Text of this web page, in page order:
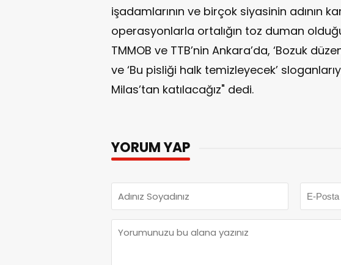
işadamlarının ve birçok siyasinin adının
operasyonlarla ortalığın toz duman olduğu
TMMOB ve TTB’nin Ankara’da, ‘Bozuk
ve ‘Bu pisliği halk temizleyecek’
Milas’tan katılacağız" dedi.
YORUM YAP